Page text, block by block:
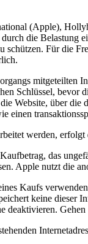
(Apple),
die
Für die
mitgeteilten
Schlüssel,
Website, über
werden,
das
Apple nutzt die
Kaufs
keine